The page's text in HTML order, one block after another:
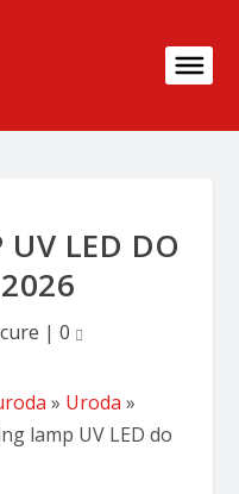
LED DO
| 0
» Uroda »
lamp UV LED do